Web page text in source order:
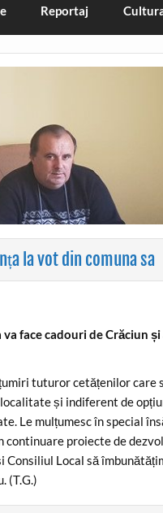
Reportaj
la vot din comuna sa
face cadouri de Crăciun
tuturor cetățenilor care
și indiferent de
Le mulțumesc în special
continuare proiecte de
Local să
(T.G.)